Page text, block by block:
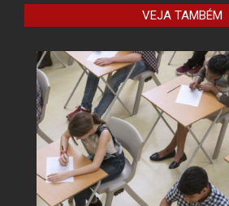
O combate à
VEJA TAMBÉM